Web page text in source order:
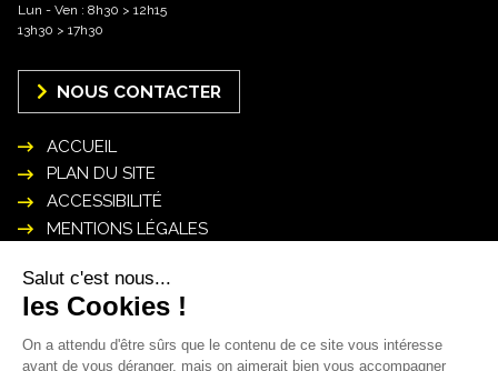
Lun - Ven : 8h30 > 12h15
13h30 > 17h30
NOUS CONTACTER
ACCUEIL
PLAN DU SITE
ACCESSIBILITÉ
MENTIONS LÉGALES
PERSONNELLES